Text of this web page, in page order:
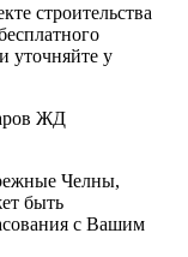
строительства
уточняйте у
ЖД
Челны,
быть
с Вашим